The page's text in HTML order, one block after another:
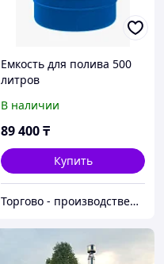
Емкость для полива 500
литров
В наличии
89 400₸
Купить
Торгово - производственная компания "Центр Пласт"